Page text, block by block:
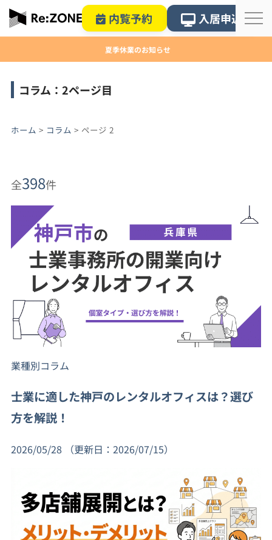
内覧予約 入居申込
夏季休業のお知らせ
ホーム > コラム > ページ 2
コラム：2ページ目
全398件
業種別コラム
士業に適した神戸のレンタルオフィスは？選び
方を解説！
2026/05/28 （更新日：2026/07/15）